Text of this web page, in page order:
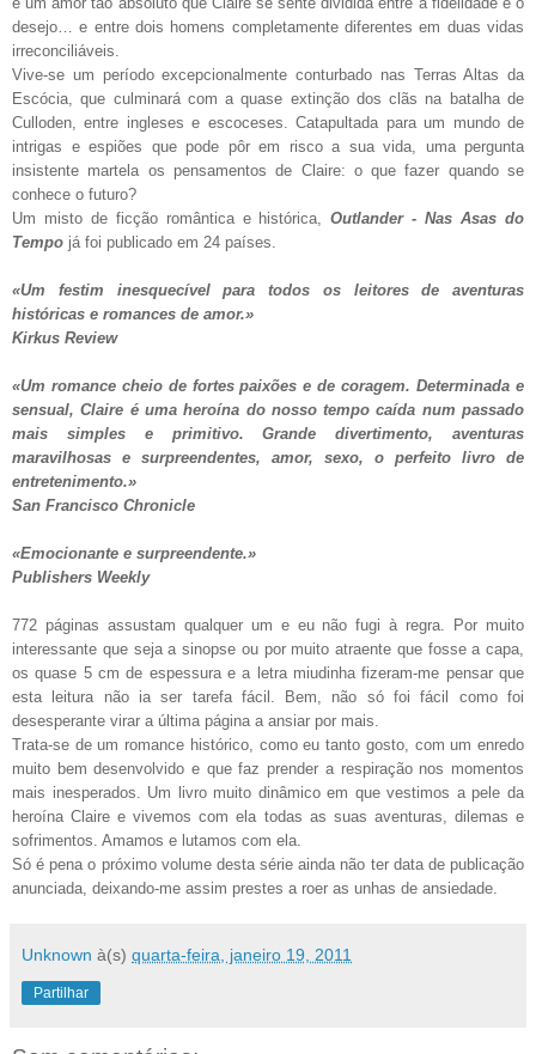
desejo… e entre dois homens completamente diferentes em duas vidas
irreconciliáveis.
Vive-se um período excepcionalmente conturbado nas Terras Altas da
Escócia, que culminará com a quase extinção dos clãs na batalha de
Culloden, entre ingleses e escoceses. Catapultada para um mundo de
intrigas e espiões que pode pôr em risco a sua vida, uma pergunta
insistente martela os pensamentos de Claire: o que fazer quando se
conhece o futuro?
Um misto de ficção romântica e histórica,Outlander - Nas Asas do
Tempo já foi publicado em 24 países.
«Um festim inesquecível para todos os leitores de aventuras
históricas e romances de amor.»
Kirkus Review
«Um romance cheio de fortes paixões e de coragem. Determinada e
sensual, Claire é uma heroína do nosso tempo caída num passado
mais simples e primitivo. Grande divertimento, aventuras
maravilhosas e surpreendentes, amor, sexo, o perfeito livro de
entretenimento.»
San Francisco Chronicle
«Emocionante e surpreendente.»
Publishers Weekly
772 páginas assustam qualquer um e eu não fugi à regra. Por muito
interessante que seja a sinopse ou por muito atraente que fosse a capa,
os quase 5 cm de espessura e a letra miudinha fizeram-me pensar que
esta leitura não ia ser tarefa fácil. Bem, não só foi fácil como foi
desesperante virar a última página a ansiar por mais.
Trata-se de um romance histórico, como eu tanto gosto, com um enredo
muito bem desenvolvido e que faz prender a respiração nos momentos
mais inesperados. Um livro muito dinâmico em que vestimos a pele da
heroína Claire e vivemos com ela todas as suas aventuras, dilemas e
sofrimentos. Amamos e lutamos com ela.
Só é pena o próximo volume desta série ainda não ter data de publicação
anunciada, deixando-me assim prestes a roer as unhas de ansiedade.
Unknown à(s) quarta-feira, janeiro 19, 2011
Partilhar